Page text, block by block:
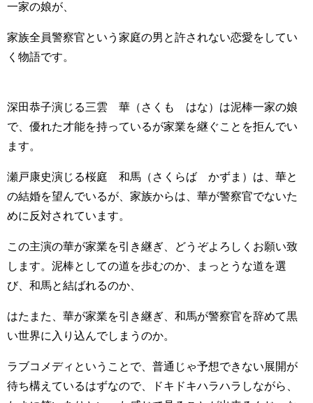
一家の娘が、
家族全員警察官という家庭の男と許されない恋愛をしてい
く物語です。
深田恭子演じる三雲 華（さくも はな）は泥棒一家の娘
で、優れた才能を持っているが家業を継ぐことを拒んでい
ます。
瀬戸康史演じる桜庭 和馬（さくらば かずま）は、華と
の結婚を望んでいるが、家族からは、華が警察官でないた
めに反対されています。
この主演の華が家業を引き継ぎ、どうぞよろしくお願い致
します。泥棒としての道を歩むのか、まっとうな道を選
び、和馬と結ばれるのか、
はたまた、華が家業を引き継ぎ、和馬が警察官を辞めて黒
い世界に入り込んでしまうのか。
ラブコメディということで、普通じゃ予想できない展開が
待ち構えているはずなので、ドキドキハラハラしながら、